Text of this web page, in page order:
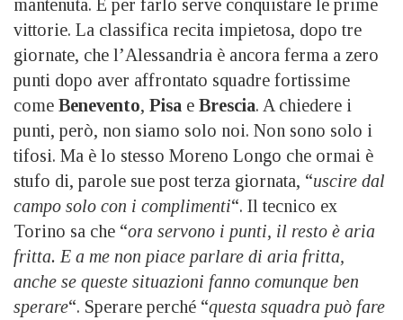
mantenuta. E per farlo serve conquistare le prime
vittorie. La classifica recita impietosa, dopo tre
giornate, che l’Alessandria è ancora ferma a zero
punti dopo aver affrontato squadre fortissime
come Benevento, Pisa e Brescia. A chiedere i
punti, però, non siamo solo noi. Non sono solo i
tifosi. Ma è lo stesso Moreno Longo che ormai è
stufo di, parole sue post terza giornata, “uscire dal
campo solo con i complimenti“. Il tecnico ex
Torino sa che “ora servono i punti, il resto è aria
fritta. E a me non piace parlare di aria fritta,
anche se queste situazioni fanno comunque ben
sperare“. Sperare perché “questa squadra può fare